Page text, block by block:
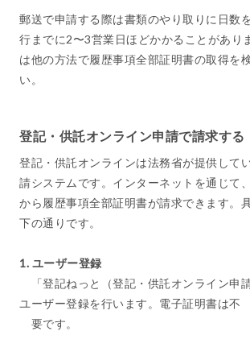
郵送で申請する際は書類のやり取りに日数
行までに2〜3営業日ほどかかることがあり
は他の方法で履歴事項全部証明書の取得を
い。
登記・供託オンライン申請で請求する
登記・供託オンラインは法務省が提供して
請システムです。インターネットを通じて
から履歴事項全部証明書が請求できます。
下の通りです。
1. ユーザー登録
「登記ねっと（登記・供託オンライン申
ユーザー登録を行います。電子証明書は不
要です。